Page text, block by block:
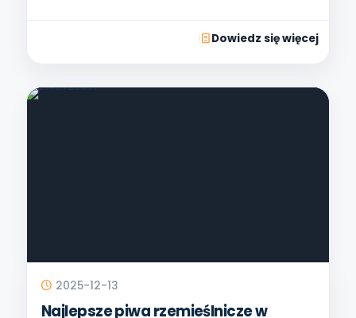
Dowiedz się więcej
2025-12-13
Najlepsze piwa rzemieślnicze w